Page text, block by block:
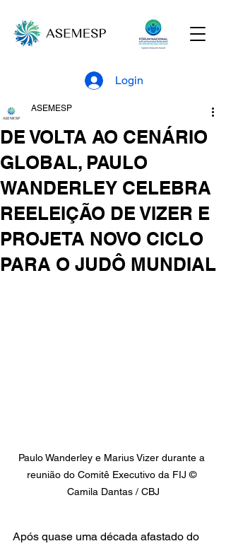
Login
DE VOLTA AO CENÁRIO
GLOBAL, PAULO
WANDERLEY CELEBRA
REELEIÇÃO DE VIZER E
PROJETA NOVO CICLO
PARA O JUDÔ MUNDIAL
ASEMESP
Paulo Wanderley e Marius Vizer durante a
reunião do Comitê Executivo da FIJ ©
Camila Dantas / CBJ
Após quase uma década afastado do